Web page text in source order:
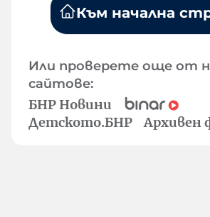
Към начална
Или проверете още от
сайтове:
БНР Новини
Детското.БНР
Архивен